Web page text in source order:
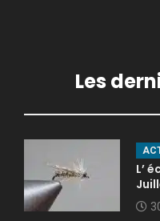
Les
L’